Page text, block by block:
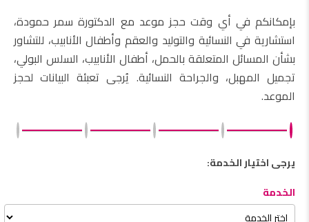
بإمكانكم في أي وقت حجز موعد مع الدكتورة سمر حمودة،
استشارية في النسائية والتوليد والعقم وأطفال الأنابيب، للتشاور
بشأن المسائل المتعلقة بالحمل، أطفال الأنابيب، السلس البولي،
تجميل المهبل، والجراحة النسائية. يُرجى تعبئة البيانات لحجز
الموعد.
يرجى اختيار الخدمة:
الخدمة